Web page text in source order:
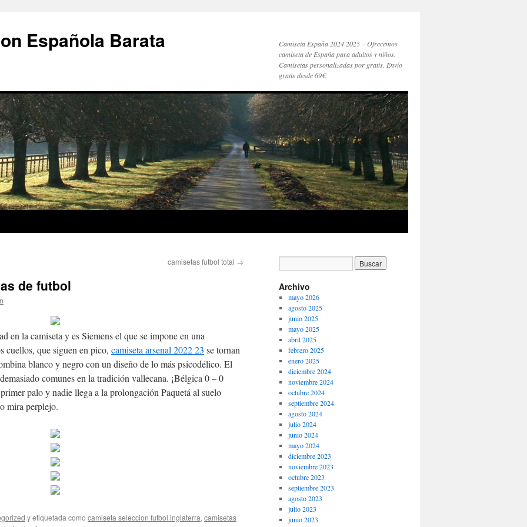
Española Barata
Camiseta España 2024 2025 – Ofrecemos
camiseta de España para adultos y niños.
Camisetas personalizadas por gratis. Envío
gratis desde 69€.
camisetas futbol total →
de futbol
en la camiseta y es Siemens el que se impone en una
cuellos, que siguen en pico, camiseta arsenal 2022 23 se tornan
blanco y negro con un diseño de lo más psicodélico. El
comunes en la tradición vallecana. ¡Bélgica 0 – 0
palo y nadie llega a la prolongación Paquetá al suelo
mira perplejo.
y etiquetada como camiseta seleccion futbol inglaterra, camisetas
Archivo
mayo 2026
agosto 2025
junio 2025
mayo 2025
abril 2025
febrero 2025
enero 2025
diciembre 2024
noviembre 2024
octubre 2024
septiembre 2024
agosto 2024
julio 2024
junio 2024
mayo 2024
diciembre 2023
noviembre 2023
octubre 2023
septiembre 2023
agosto 2023
julio 2023
junio 2023